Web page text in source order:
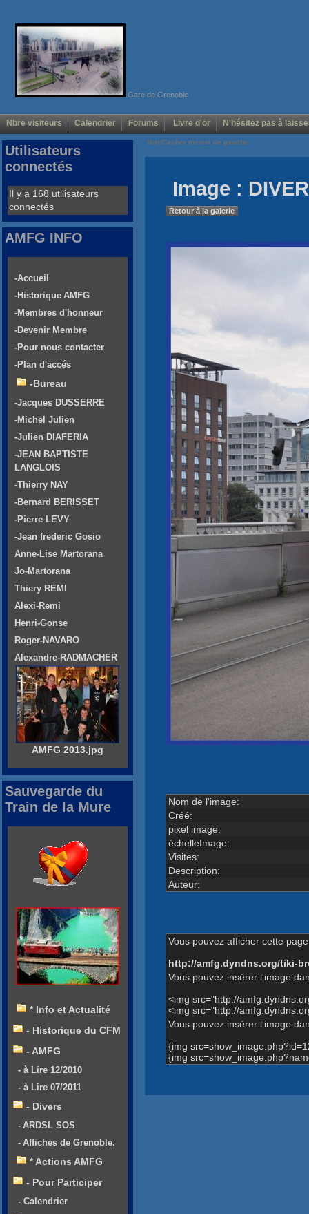
Gare de Grenoble
Nbre visiteurs Calendrier Forums Livre d'or N'hésitez pas à
Voir/Cacher menus de gauche
Image :
Retour à la galerie
Nom de l'image:
Créé:
pixel image:
échelleImage:
Visites:
Description:
Auteur:
Vous pouvez afficher cette
http://amfg.dyndns.org/tiki-
Vous pouvez insérer l'image
<img src="http://
<img src="http://
Vous pouvez insérer l'image
{img
{img
Utilisateurs
connectés
Il y a 168 utilisateurs
connectés
AMFG INFO
-Accueil
-Historique AMFG
-Membres d'honneur
-Devenir Membre
-Pour nous contacter
-Plan d'accés
-Bureau
-Jacques DUSSERRE
-Michel Julien
-Julien DIAFERIA
-JEAN BAPTISTE
LANGLOIS
-Thierry NAY
-Bernard BERISSET
-Pierre LEVY
-Jean frederic Gosio
Anne-Lise Martorana
Jo-Martorana
Thiery REMI
Alexi-Remi
Henri-Gonse
Roger-NAVARO
Alexandre-RADMACHER
AMFG 2013.jpg
Sauvegarde du
Train de la Mure
* Info et Actualité
- Historique du CFM
- AMFG
- à Lire 12/2010
- à Lire 07/2011
- Divers
- ARDSL SOS
- Affiches de Grenoble.
* Actions AMFG
- Pour Participer
- Calendrier